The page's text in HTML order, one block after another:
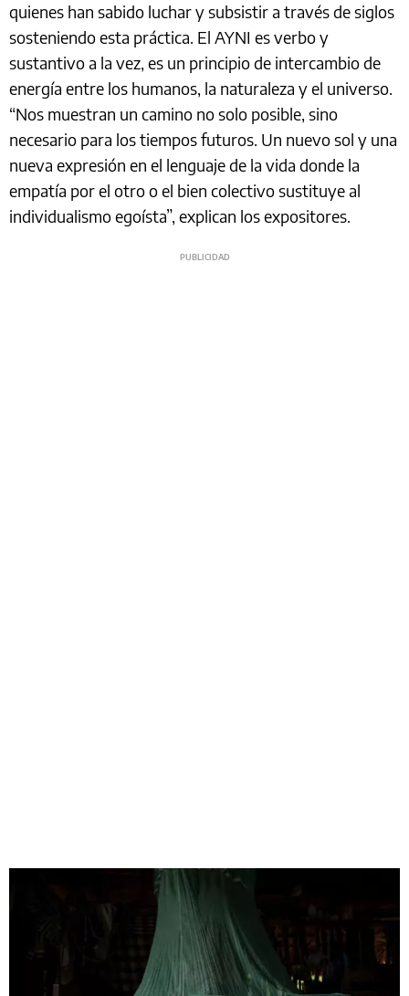
quienes han sabido luchar y subsistir a través de siglos
sosteniendo esta práctica. El AYNI es verbo y
sustantivo a la vez, es un principio de intercambio de
energía entre los humanos, la naturaleza y el universo.
“Nos muestran un camino no solo posible, sino
necesario para los tiempos futuros. Un nuevo sol y una
nueva expresión en el lenguaje de la vida donde la
empatía por el otro o el bien colectivo sustituye al
individualismo egoísta”, explican los expositores.